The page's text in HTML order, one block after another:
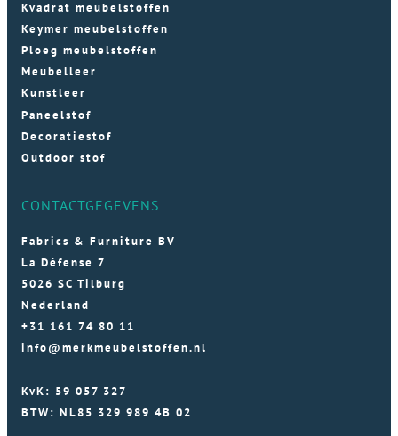
Kvadrat meubelstoffen
Keymer meubelstoffen
Ploeg meubelstoffen
Meubelleer
Kunstleer
Paneelstof
Decoratiestof
Outdoor stof
CONTACTGEGEVENS
Fabrics & Furniture BV
La Défense 7
5026 SC Tilburg
Nederland
+31 161 74 80 11
info@merkmeubelstoffen.nl
KvK: 59 057 327
BTW: NL85 329 989 4B 02